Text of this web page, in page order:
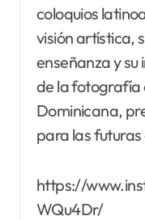
coloquios
visión artística,
enseñanza y su
de la fotografía
Dominicana,
para las
https://
WQu4Dr/